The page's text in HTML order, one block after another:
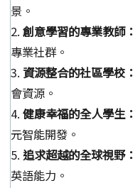
景。
2. 創意學習的專業教師：
專業社群。
3. 資源整合的社區學校：
會資源。
4. 健康幸福的全人學生：
元智能開發。
5. 追求超越的全球視野：
英語能力。